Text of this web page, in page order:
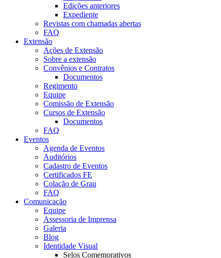
Edições anteriores
Expediente
Revistas com chamadas abertas
FAQ
Extensão
Ações de Extensão
Sobre a extensão
Convênios e Contratos
Documentos
Regimento
Equipe
Comissão de Extensão
Cursos de Extensão
Documentos
FAQ
Eventos
Agenda de Eventos
Auditórios
Cadastro de Eventos
Certificados FE
Colação de Grau
FAQ
Comunicação
Equipe
Assessoria de Imprensa
Galeria
Blog
Identidade Visual
Selos Comemorativos